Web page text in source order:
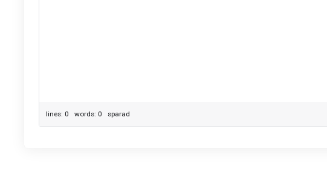
lines: 0 words: 0 sparad